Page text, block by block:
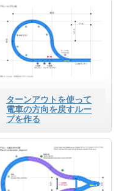
ターンアウトを使って
電車の方向を戻すルー
プを作る